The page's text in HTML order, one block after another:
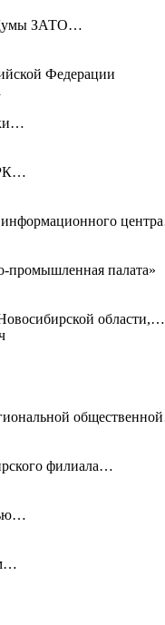
Думы ЗАТО…
Федерации
информационного
промышленная палата»
области,…
филиала…